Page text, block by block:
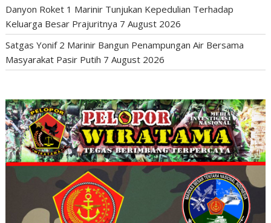
Danyon Roket 1 Marinir Tunjukan Kepedulian Terhadap
Keluarga Besar Prajuritnya 7 August 2026
Satgas Yonif 2 Marinir Bangun Penampungan Air Bersama
Masyarakat Pasir Putih 7 August 2026